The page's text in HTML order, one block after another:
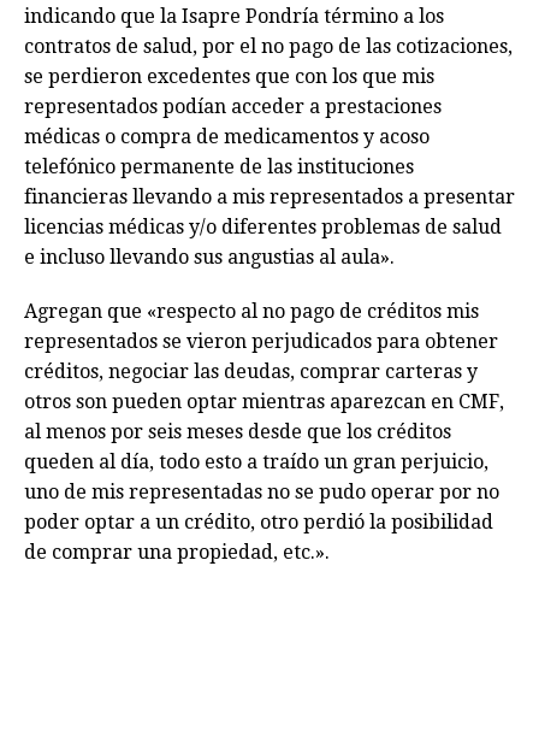
indicando que la Isapre Pondría término a los
contratos de salud, por el no pago de las cotizaciones,
se perdieron excedentes que con los que mis
representados podían acceder a prestaciones
médicas o compra de medicamentos y acoso
telefónico permanente de las instituciones
financieras llevando a mis representados a presentar
licencias médicas y/o diferentes problemas de salud
e incluso llevando sus angustias al aula».
Agregan que «respecto al no pago de créditos mis
representados se vieron perjudicados para obtener
créditos, negociar las deudas, comprar carteras y
otros son pueden optar mientras aparezcan en CMF,
al menos por seis meses desde que los créditos
queden al día, todo esto a traído un gran perjuicio,
uno de mis representadas no se pudo operar por no
poder optar a un crédito, otro perdió la posibilidad
de comprar una propiedad, etc.».